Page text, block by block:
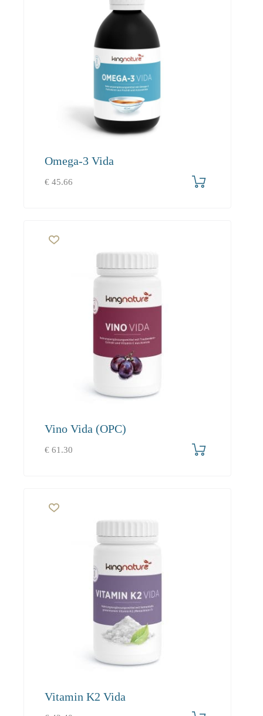
Omega-3 Vida
€ 45.66
Vino Vida (OPC)
€ 61.30
Vitamin K2 Vida